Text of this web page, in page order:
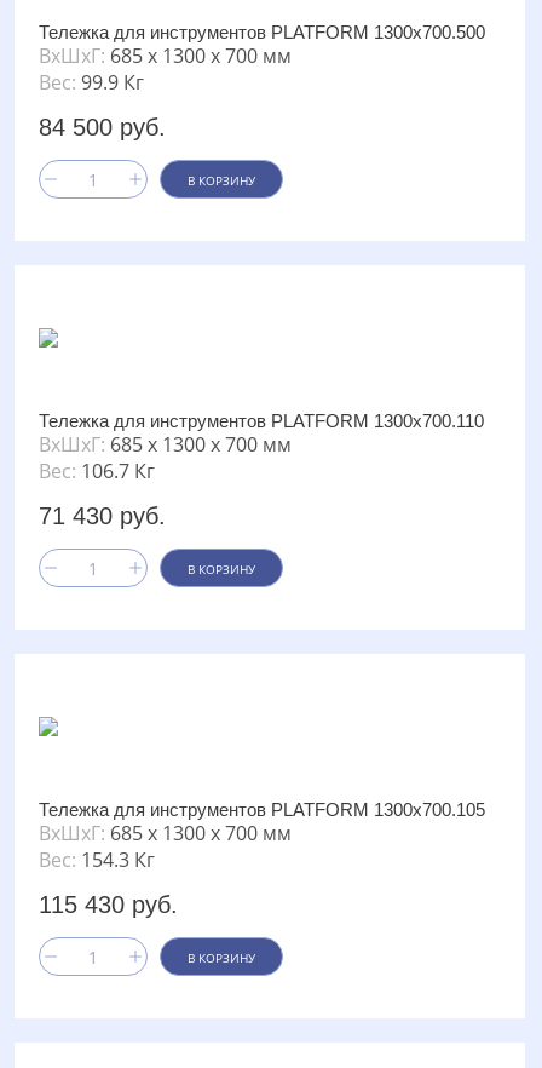
Тележка для инструментов PLATFORM 1300х700.500
ВxШxГ: 685 x 1300 x 700 мм
Вес: 99.9 Кг
84 500 руб.
В КОРЗИНУ
Тележка для инструментов PLATFORM 1300х700.110
ВxШxГ: 685 x 1300 x 700 мм
Вес: 106.7 Кг
71 430 руб.
В КОРЗИНУ
Тележка для инструментов PLATFORM 1300х700.105
ВxШxГ: 685 x 1300 x 700 мм
Вес: 154.3 Кг
115 430 руб.
В КОРЗИНУ